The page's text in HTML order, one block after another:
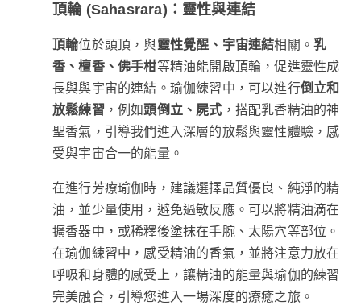
頂輪 (Sahasrara)：靈性與連結
頂輪位於頭頂，與靈性覺醒、宇宙連結相關。乳
香、檀香、佛手柑等精油能開啟頂輪，促進靈性成
長與與宇宙的連結。瑜伽練習中，可以進行倒立和
放鬆練習 ，例如頭倒立、屍式 ，搭配乳香精油的神
聖香氣，引導我們進入深層的放鬆與靈性體驗，感
受與宇宙合一的能量。
在進行芳療瑜伽時，建議選擇品質優良、純淨的精
油，並少量使用，避免過敏反應。可以將精油滴在
擴香器中，或稀釋後塗抹在手腕、太陽穴等部位。
在瑜伽練習中，感受精油的香氣，並將注意力放在
呼吸和身體的感受上，讓精油的能量與瑜伽的練習
完美融合，引導您進入一場深度的療癒之旅。